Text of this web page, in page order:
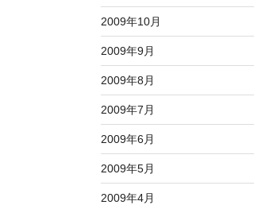
2009年10月
2009年9月
2009年8月
2009年7月
2009年6月
2009年5月
2009年4月